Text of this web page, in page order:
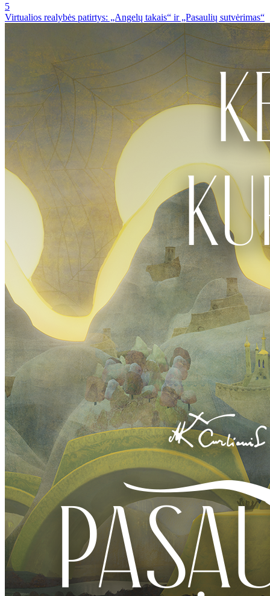
5
Virtualios realybės patirtys: „Angelų takais“ ir „Pasaulių sutvėrimas“